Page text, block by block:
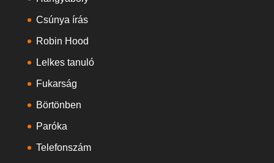
Csúnya írás
Robin Hood
Lelkes tanuló
Fukarság
Börtönben
Paróka
Telefonszám